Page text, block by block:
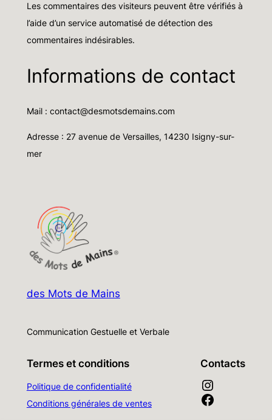
Les commentaires des visiteurs peuvent être vérifiés à
l’aide d’un service automatisé de détection des
commentaires indésirables.
Informations de contact
Mail : contact@desmotsdemains.com
Adresse : 27 avenue de Versailles, 14230 Isigny-sur-
mer
des Mots de Mains
Communication Gestuelle et Verbale
Termes et conditions
Politique de confidentialité
Conditions générales de ventes
Contacts
Lien vers la page Instagram des Mots de Mains
Lien vers la page Facebook des Mots de Mains